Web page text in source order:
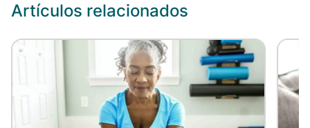
Artículos relacionados